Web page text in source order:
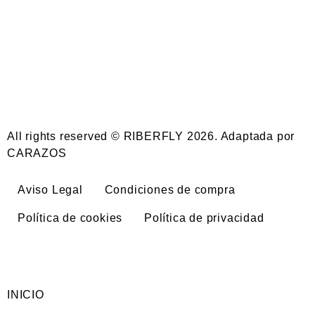
All rights reserved © RIBERFLY 2026. Adaptada por
CARAZOS
Aviso Legal Condiciones de compra
Política de cookies Política de privacidad
INICIO